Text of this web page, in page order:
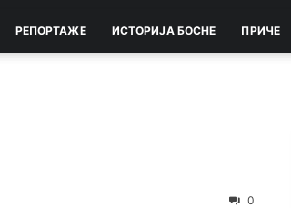
РEПОРТАЖE ИСТОРИЈА БОСНЕ ПРИЧЕ
0